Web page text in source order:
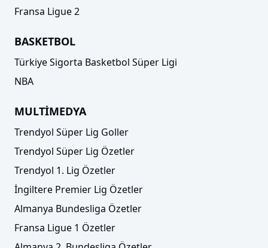
Fransa Ligue 2
BASKETBOL
Türkiye Sigorta Basketbol Süper Ligi
NBA
MULTİMEDYA
Trendyol Süper Lig Goller
Trendyol Süper Lig Özetler
Trendyol 1. Lig Özetler
İngiltere Premier Lig Özetler
Almanya Bundesliga Özetler
Fransa Ligue 1 Özetler